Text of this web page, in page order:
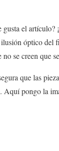
el artículo?
óptico del
se creen que
que las
pongo la